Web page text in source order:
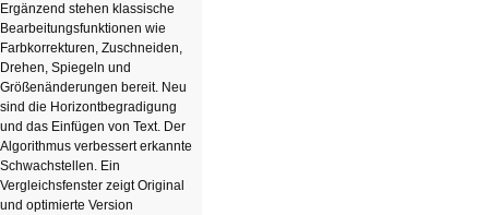
Ergänzend stehen klassische
Bearbeitungsfunktionen wie
Farbkorrekturen, Zuschneiden,
Drehen, Spiegeln und
Größenänderungen bereit. Neu
sind die Horizontbegradigung
und das Einfügen von Text. Der
Algorithmus verbessert erkannte
Schwachstellen. Ein
Vergleichsfenster zeigt Original
und optimierte Version